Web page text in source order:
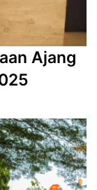
Ajang